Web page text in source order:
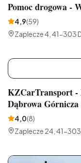
Pomoc drogowa -
4,9(59)
Zaplecze 4, 41-303
KZCarTransport -
Dąbrowa Górnicza
4,0(8)
Zaplecze 24, 41-